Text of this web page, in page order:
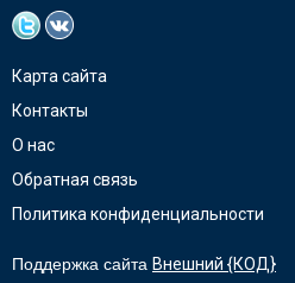
Карта сайта
Контакты
О нас
Обратная связь
Политика конфиденциальности
Поддержка сайта Внешний {КОД}